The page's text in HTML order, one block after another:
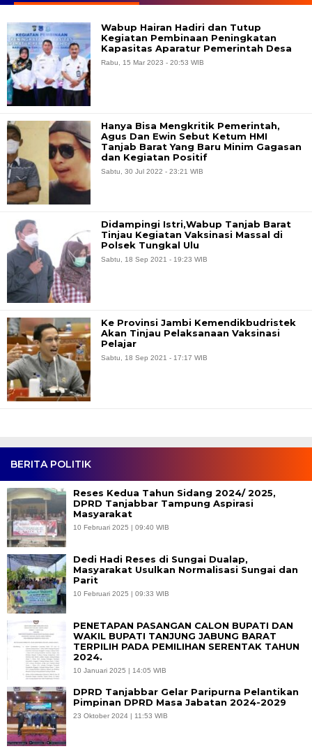
BERITA POLITIK
Reses Kedua Tahun Sidang 2024/ 2025,
DPRD Tanjabbar Tampung Aspirasi
Masyarakat
10 Februari 2025 | 09:40 WIB
Dedi Hadi Reses di Sungai Dualap,
Masyarakat Usulkan Normalisasi Sungai dan
Parit
10 Februari 2025 | 09:33 WIB
PENETAPAN PASANGAN CALON BUPATI DAN
WAKIL BUPATI TANJUNG JABUNG BARAT
TERPILIH PADA PEMILIHAN SERENTAK TAHUN
2024.
10 Januari 2025 | 14:05 WIB
DPRD Tanjabbar Gelar Paripurna Pelantikan
Pimpinan DPRD Masa Jabatan 2024-2029
23 Oktober 2024 | 11:53 WIB
Wabup Hairan Hadiri dan Tutup
Kegiatan Pembinaan Peningkatan
Kapasitas Aparatur Pemerintah Desa
Rabu, 15 Mar 2023 - 20:53 WIB
Hanya Bisa Mengkritik Pemerintah,
Agus Dan Ewin Sebut Ketum HMI
Tanjab Barat Yang Baru Minim Gagasan
dan Kegiatan Positif
Sabtu, 30 Jul 2022 - 23:21 WIB
Didampingi Istri,Wabup Tanjab Barat
Tinjau Kegiatan Vaksinasi Massal di
Polsek Tungkal Ulu
Sabtu, 18 Sep 2021 - 19:23 WIB
Ke Provinsi Jambi Kemendikbudristek
Akan Tinjau Pelaksanaan Vaksinasi
Pelajar
Sabtu, 18 Sep 2021 - 17:17 WIB